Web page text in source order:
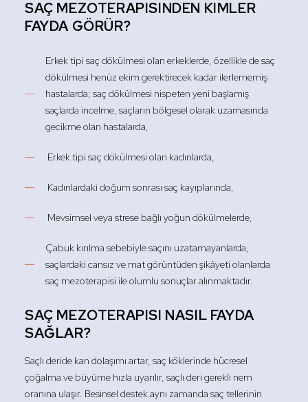
SAÇ MEZOTERAPISINDEN KIMLER
FAYDA GÖRÜR?
Erkek tipi saç dökülmesi olan erkeklerde, özellikle de saç
dökülmesi henüz ekim gerektirecek kadar ilerlememiş
hastalarda; saç dökülmesi nispeten yeni başlamış
saçlarda incelme, saçların bölgesel olarak uzamasında
gecikme olan hastalarda,
Erkek tipi saç dökülmesi olan kadınlarda,
Kadınlardaki doğum sonrası saç kayıplarında,
Mevsimsel veya strese bağlı yoğun dökülmelerde,
Çabuk kırılma sebebiyle saçını uzatamayanlarda,
saçlardaki cansız ve mat görüntüden şikâyeti olanlarda
saç mezoterapisi ile olumlu sonuçlar alınmaktadır.
SAÇ MEZOTERAPISI NASIL FAYDA
SAĞLAR?
Saçlı deride kan dolaşımı artar, saç köklerinde hücresel
çoğalma ve büyüme hızla uyarılır, saçlı deri gerekli nem
oranına ulaşır. Besinsel destek aynı zamanda saç tellerinin